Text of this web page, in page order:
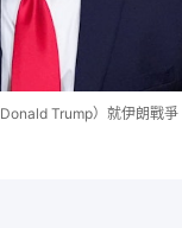
Trump）就伊朗戰爭